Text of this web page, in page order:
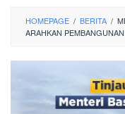
HOMEPAGE / BERITA /
ARAHKAN